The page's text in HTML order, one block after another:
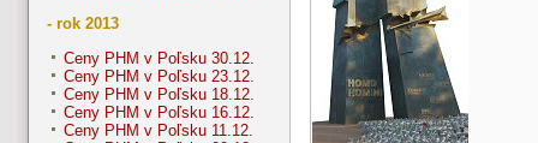
- rok 2013
Ceny PHM v Poľsku 30.12.
Ceny PHM v Poľsku 23.12.
Ceny PHM v Poľsku 18.12.
Ceny PHM v Poľsku 16.12.
Ceny PHM v Poľsku 11.12.